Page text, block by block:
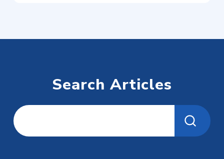
Search Articles